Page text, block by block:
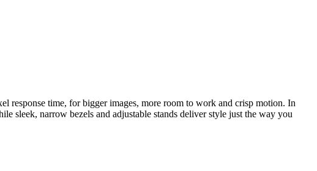
time, for bigger images, more room to work and crisp motion. In
sleek, narrow bezels and adjustable stands deliver style just the way you